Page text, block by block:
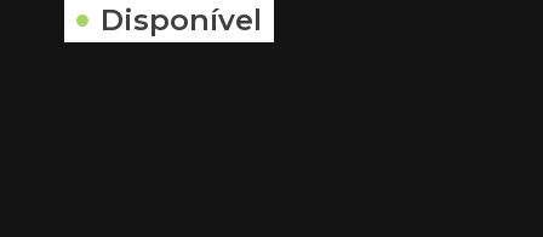
Disponível